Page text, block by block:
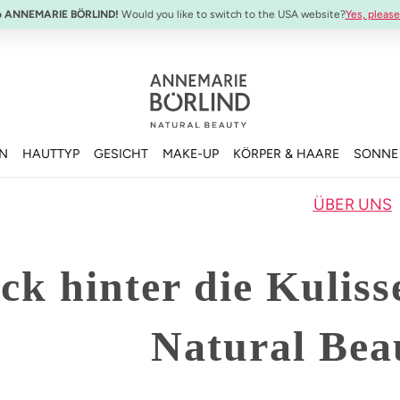
BÖRLIND! Would you like to switch to the USA website?Yes,
HAUTTYP GESICHT MAKE-UP KÖRPER & HAARE SONNE
ÜBER UNS
hinter die
Natural